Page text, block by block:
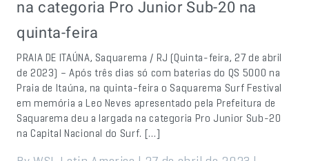
na categoria Pro Junior Sub-20 na
quinta-feira
PRAIA DE ITAÚNA, Saquarema / RJ (Quinta-feira, 27 de abril
de 2023) – Após três dias só com baterias do QS 5000 na
Praia de Itaúna, na quinta-feira o Saquarema Surf Festival
em memória a Leo Neves apresentado pela Prefeitura de
Saquarema deu a largada na categoria Pro Junior Sub-20
na Capital Nacional do Surf. […]